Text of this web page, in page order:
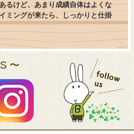
るけど、あまり成績自体はよくな
ミングが来たら、しっかりと仕掛
〜